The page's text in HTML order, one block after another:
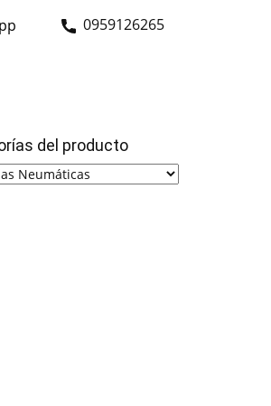
​0959126265
del producto